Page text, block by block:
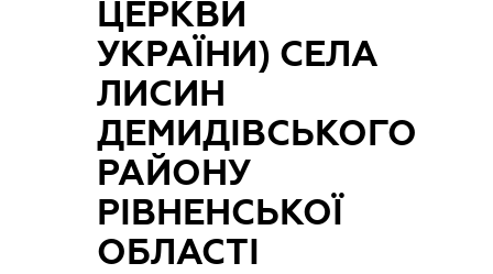
ЦЕРКВИ
УКРАЇНИ) СЕЛА
ЛИСИН
ДЕМИДІВСЬКОГО
РАЙОНУ
РІВНЕНСЬКОЇ
ОБЛАСТІ